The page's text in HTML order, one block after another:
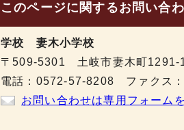
このページに関するお問い合
学校 妻木小学校
〒509-5301 土岐市妻木町1291-
電話：0572-57-8208 ファクス
お問い合わせは専用フォーム